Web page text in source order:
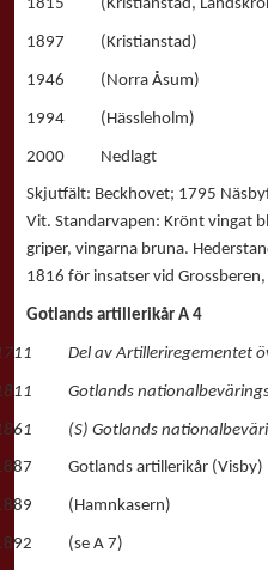
1815 (Kristianstad,
1897 (Kristianstad)
1946 (Norra Åsum)
1994 (Hässleholm)
2000 Nedlagt
Skjutfält: Beckhovet; 1795
Vit. Standarvapen: Krönt vingat
griper, vingarna bruna.
1816 för insatser vid
Gotlands artillerikår A 4
Del av Artilleriregementet
Gotlands nationalbevärings
(S) Gotlands
Gotlands artillerikår (Visby)
(Hamnkasern)
(se A 7)